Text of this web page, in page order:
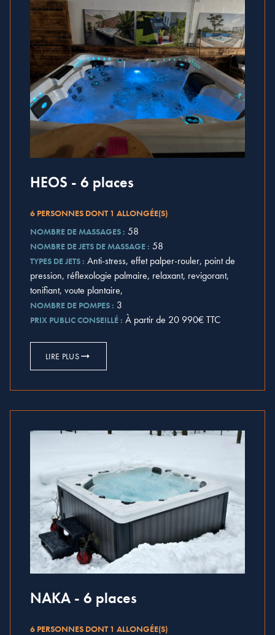
HEOS - 6 places
6 PERSONNES DONT 1 ALLONGÉE(S)
NOMBRE DE MASSAGES : 58
NOMBRE DE JETS DE MASSAGE : 58
TYPES DE JETS : Anti-stress, effet palper-rouler, point de
pression, réflexologie palmaire, relaxant, revigorant,
tonifiant, voute plantaire,
NOMBRE DE POMPES : 3
PRIX PUBLIC CONSEILLÉ : À partir de 20 990€ TTC
LIRE PLUS
NAKA - 6 places
6 PERSONNES DONT 1 ALLONGÉE(S)